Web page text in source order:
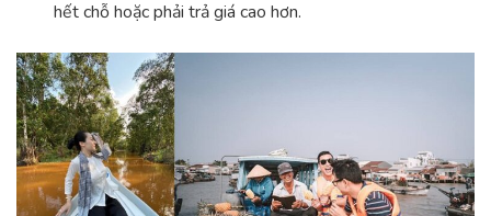
hết chỗ hoặc phải trả giá cao hơn.